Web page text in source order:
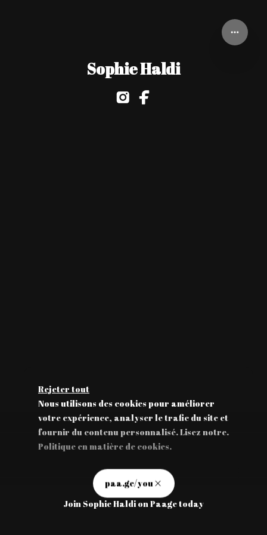
Rejeter tout
Nous utilisons des cookies pour améliorer
votre expérience, analyser le trafic du site et
fournir du contenu personnalisé. Lisez notre.
Politique en matière de cookies.
Stockage publicitairePersonnaliser
Accepter tout
Sophie Haldi
paa.ge/you
JoinSophie Haldi on Paage today